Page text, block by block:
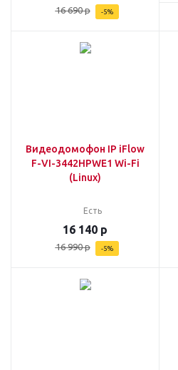
16 690р -5%
Видеодомофон IP iFlow
F-VI-3442HPWE1 Wi-Fi
(Linux)
Есть
16 140 р
16 990р -5%